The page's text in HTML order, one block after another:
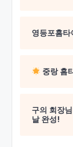
영등포홈
중랑 홈
구의 회장
날 완성!